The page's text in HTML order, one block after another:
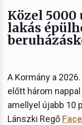
Közel
lakás
A Kormány a
előtt három
amellyel újabb 10
Lánszki Regő